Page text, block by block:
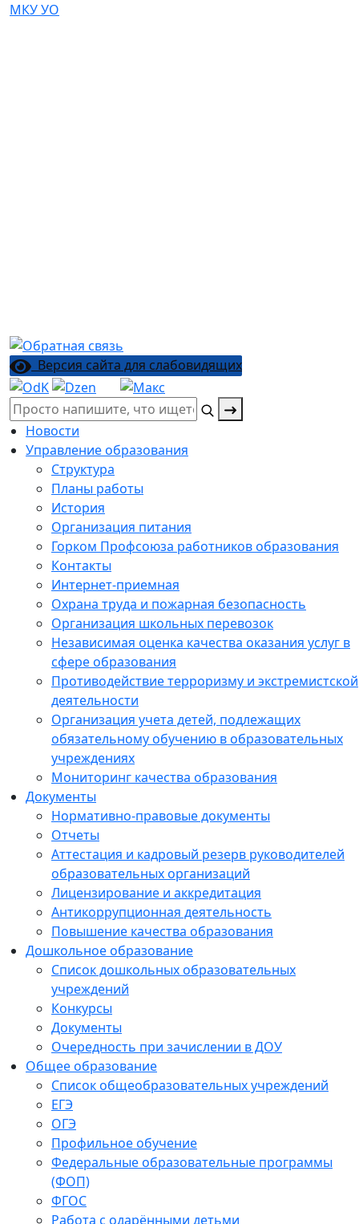
МКУ УО
Версия сайта для слабовидящих
Поиск:
Новости
Управление образования
Структура
Планы работы
История
Организация питания
Горком Профсоюза работников образования
Контакты
Интернет-приемная
Охрана труда и пожарная безопасность
Организация школьных перевозок
Независимая оценка качества оказания услуг в
сфере образования
Противодействие терроризму и экстремистской
деятельности
Организация учета детей, подлежащих
обязательному обучению в образовательных
учреждениях
Мониторинг качества образования
Документы
Нормативно-правовые документы
Отчеты
Аттестация и кадровый резерв руководителей
образовательных организаций
Лицензирование и аккредитация
Антикоррупционная деятельность
Повышение качества образования
Дошкольное образование
Список дошкольных образовательных
учреждений
Конкурсы
Документы
Очередность при зачислении в ДОУ
Общее образование
Список общеобразовательных учреждений
ЕГЭ
ОГЭ
Профильное обучение
Федеральные образовательные программы
(ФОП)
ФГОС
Работа с одарёнными детьми